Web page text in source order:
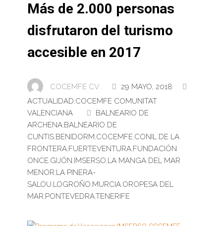
Más de 2.000 personas
disfrutaron del turismo
accesible en 2017
COCEMFE CV .
29 MAYO, 2018
ACTUALIDAD,COCEMFE COMUNITAT
VALENCIANA
BALNEARIO DE
ARCHENA,BALNEARIO DE
CUNTIS,BENIDORM,COCEMFE,CONIL DE LA
FRONTERA,FUERTEVENTURA,FUNDACIÓN
ONCE,GIJÓN,IMSERSO,LA MANGA DEL MAR
MENOR,LA PINERA-
SALOU,LOGROÑO,MURCIA,OROPESA DEL
MAR,PONTEVEDRA,TENERIFE